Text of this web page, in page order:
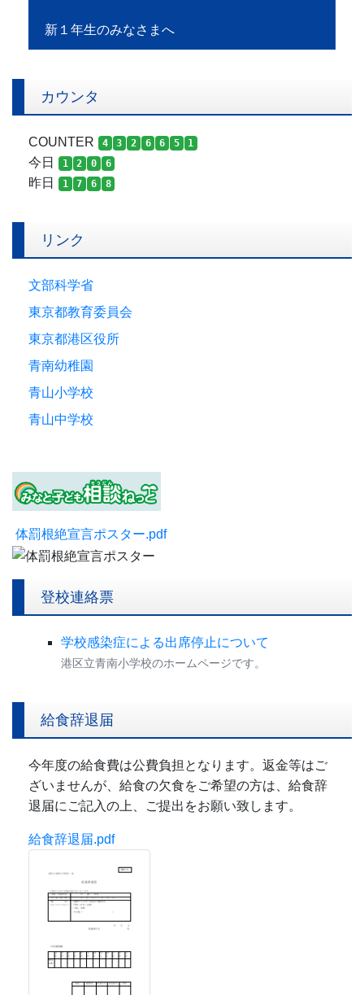
新１年生のみなさまへ
カウンタ
COUNTER 4 3 2 6 6 5 1
今日 1 2 0 6
昨日 1 7 6 8
リンク
文部科学省
東京都教育委員会
東京都港区役所
青南幼稚園
青山小学校
青山中学校
体罰根絶宣言ポスター.pdf
登校連絡票
学校感染症による出席停止について
港区立青南小学校のホームページです。
給食辞退届
今年度の給食費は公費負担となります。返金等はご
ざいませんが、給食の欠食をご希望の方は、給食辞
退届にご記入の上、ご提出をお願い致します。
給食辞退届.pdf